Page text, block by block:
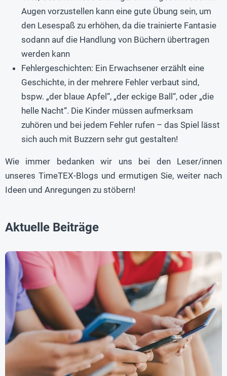
Augen vorzustellen kann eine gute Übung sein, um
den Lesespaß zu erhöhen, da die trainierte Fantasie
sodann auf die Handlung von Büchern übertragen
werden kann
Fehlergeschichten: Ein Erwachsener erzählt eine
Geschichte, in der mehrere Fehler verbaut sind,
bspw. „der blaue Apfel“, „der eckige Ball“, oder „die
helle Nacht“. Die Kinder müssen aufmerksam
zuhören und bei jedem Fehler rufen – das Spiel lässt
sich auch mit Buzzern sehr gut gestalten!
Wie immer bedanken wir uns bei den Leser/innen
unseres TimeTEX-Blogs und ermutigen Sie, weiter nach
Ideen und Anregungen zu stöbern!
Aktuelle Beiträge